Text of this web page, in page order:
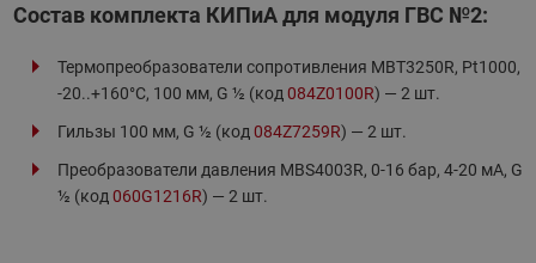
Состав комплекта КИПиА для модуля ГВС №2:
Термопреобразователи сопротивления MBT3250R, Pt1000,
-20..+160°С, 100 мм, G ½ (код 084Z0100R) — 2 шт.
Гильзы 100 мм, G ½ (код 084Z7259R) — 2 шт.
Преобразователи давления MBS4003R, 0-16 бар, 4-20 мА, G
½ (код 060G1216R) — 2 шт.